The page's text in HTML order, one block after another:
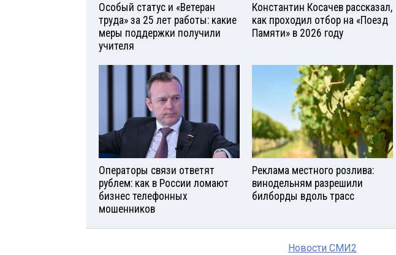
Особый статус и «Ветеран
труда» за 25 лет работы: какие
меры поддержки получили
учителя
Константин Косачев рассказал,
как проходил отбор на «Поезд
Памяти» в 2026 году
Операторы связи ответят
рублем: как в России ломают
бизнес телефонных
мошенников
Реклама местного розлива:
винодельням разрешили
билборды вдоль трасс
Новости СМИ2